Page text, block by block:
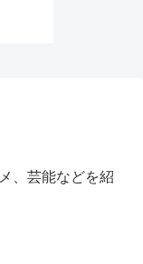
、芸能などを紹